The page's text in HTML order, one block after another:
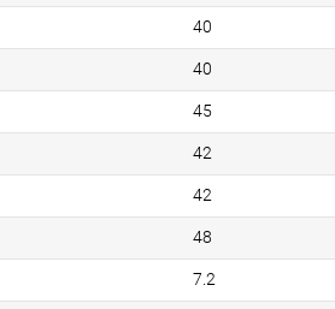
40
40
45
42
42
48
7.2